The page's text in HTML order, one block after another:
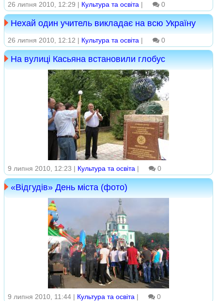
26 липня 2010, 12:29 | Культура та освіта | 0
Нехай один учитель викладає на всю Україну
26 липня 2010, 12:12 | Культура та освіта | 0
На вулиці Касьяна встановили глобус
9 липня 2010, 12:23 | Культура та освіта | 0
«Відгудів» День міста (фото)
9 липня 2010, 11:44 | Культура та освіта | 0